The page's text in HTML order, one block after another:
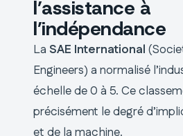
l’assistance à
l’indépendance
La SAE International
Engineers) a normalisé
échelle de 0 à 5. Ce
précisément le degré
et de la machine.